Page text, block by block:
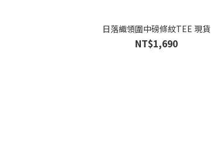
日落織領圍中磅條紋TEE 現貨
NT$1,690